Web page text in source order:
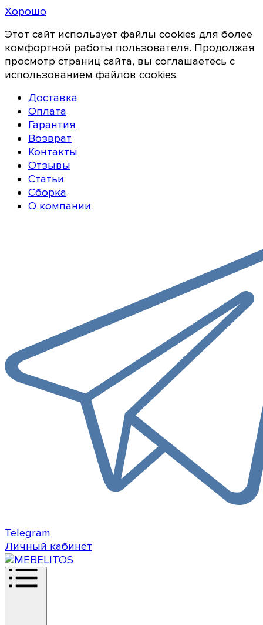
Хорошо
Этот сайт использует файлы cookies для более
комфортной работы пользователя. Продолжая
просмотр страниц сайта, вы соглашаетесь с
использованием файлов cookies.
Доставка
Оплата
Гарантия
Возврат
Контакты
Отзывы
Статьи
Сборка
О компании
Telegram
Личный кабинет